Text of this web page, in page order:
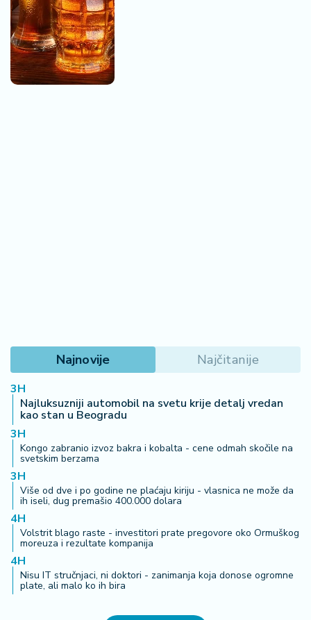
Najnovije Najčitanije
3H
Najluksuzniji automobil na svetu krije detalj vredan
kao stan u Beogradu
3H
Kongo zabranio izvoz bakra i kobalta - cene odmah skočile na
svetskim berzama
3H
Više od dve i po godine ne plaćaju kiriju - vlasnica ne može da
ih iseli, dug premašio 400.000 dolara
4H
Volstrit blago raste - investitori prate pregovore oko Ormuškog
moreuza i rezultate kompanija
4H
Nisu IT stručnjaci, ni doktori - zanimanja koja donose ogromne
plate, ali malo ko ih bira